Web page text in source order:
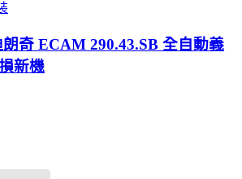
奇 ECAM 290.43.SB 全自動義
新機